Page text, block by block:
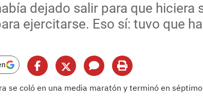
dejado salir para que hiciera
ejercitarse. Eso sí: tuvo que